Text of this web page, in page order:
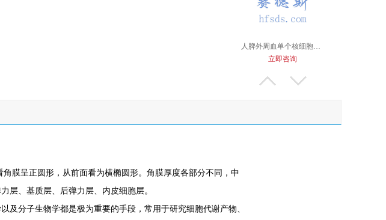
人脾外周血单个核细胞完全培养基
立即咨询
膜呈正圆形，从前面看为横椭圆形。角膜厚度各部分不同，中
层、基质层、后弹力层、内皮细胞层。
及分子生物学都是极为重要的手段，常用于研究细胞代谢产物、